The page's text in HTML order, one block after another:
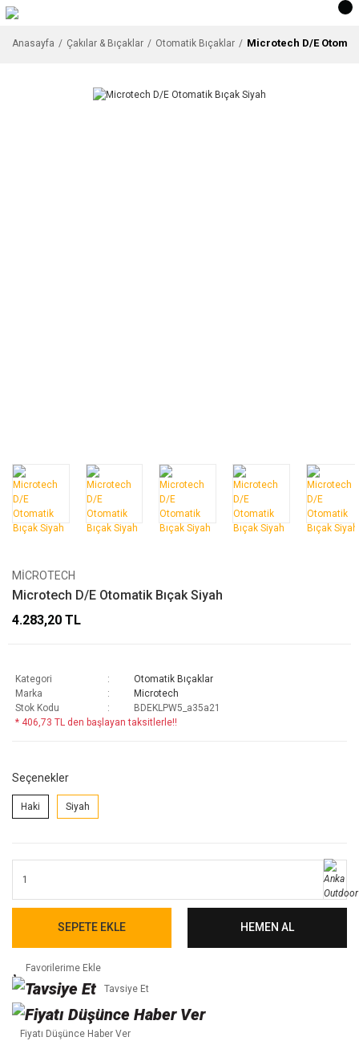
Anasayfa Çakılar & Bıçaklar Otomatik Bıçaklar Microtech D/E
MICROTECH
Microtech D/E Otomatik Bıçak Siyah
4.283,20 TL
Kategori
Otomatik Bıçaklar
Marka
Microtech
Stok Kodu
BDEKLPW5_a35a21
* 406,73 TL den başlayan taksitlerle!!
Seçenekler
Haki Siyah
SEPETE EKLE HEMEN AL
Tavsiye Et
Fiyatı Düşünce Haber Ver